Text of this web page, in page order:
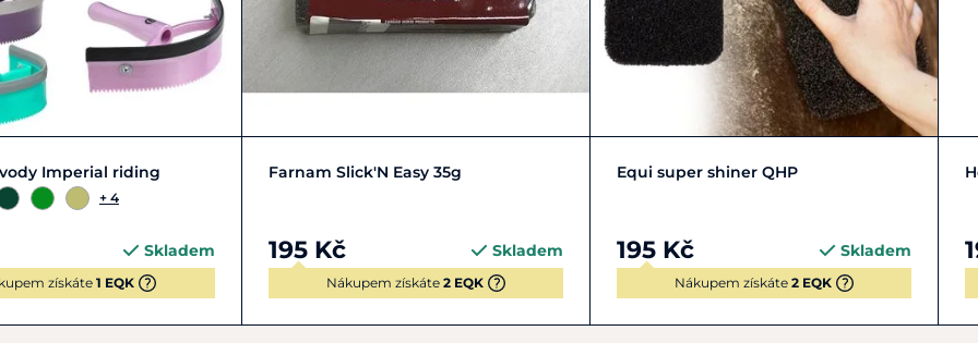
Zobrazit detail
Imperial riding
+ 4
Skladem
získáte 1 EQK
Do košíku
Farnam Slick'N Easy 35g
195 Kč Skladem
Nákupem získáte 2 EQK
Do košíku
Equi super shiner QHP
195 Kč Skladem
Nákupem získáte 2 EQK